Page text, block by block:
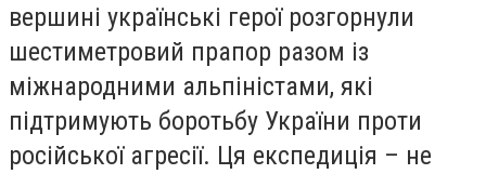
вершині українські герої розгорнули
шестиметровий прапор разом із
міжнародними альпіністами, які
підтримують боротьбу України проти
російської агресії. Ця експедиція – не